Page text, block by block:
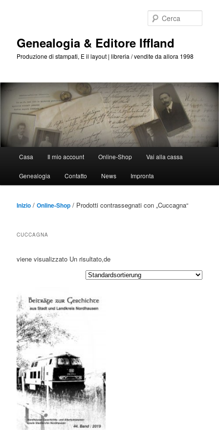
Genealogia & Editore Iffland
Produzione di stampati, E il layout | libreria / vendite da allora 1998
Casa Il mio account Online-Shop Vai alla cassa
Genealogia Contatto News Impronta
Inizio /Online-Shop / Prodotti contrassegnati con „Cuccagna“
CUCCAGNA
viene visualizzato Un risultato,de